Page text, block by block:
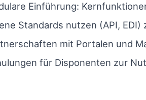
Einführung:
Standards nutzen (API,
mit Portalen und
für Disponenten zur